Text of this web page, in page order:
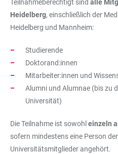
Teilnahmeberechtigt sind alle
Heidelberg, einschließlich der
Heidelberg und Mannheim:
Studierende
Doktorand:innen
Mitarbeiter:innen und
Alumni und Alumnae (bis zu
Universität)
Die Teilnahme ist sowohl einzeln
sofern mindestens eine Person
Universitätsmitglieder angehört.